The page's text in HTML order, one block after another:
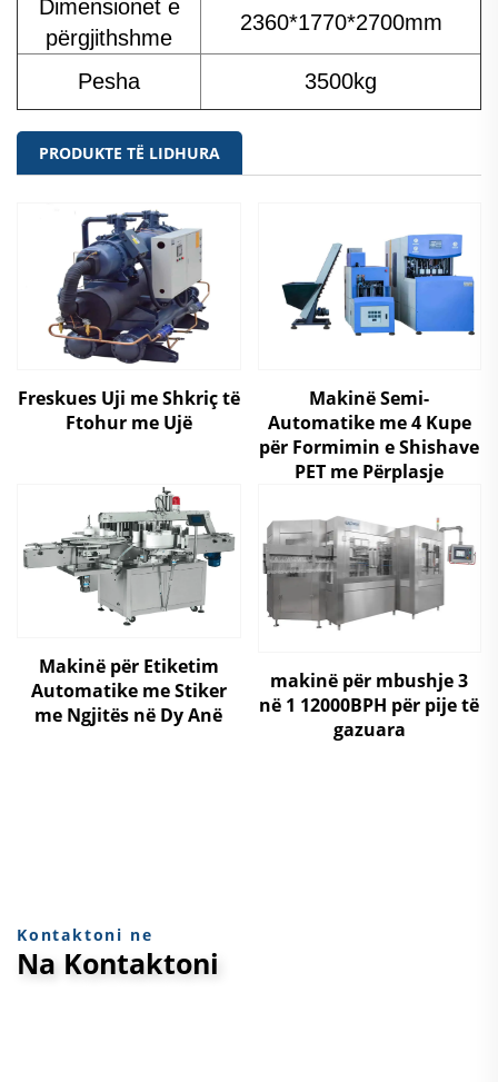
Dimensionet e
përgjithshme
2360*1770*2700mm
Pesha 3500kg
PRODUKTE TË LIDHURA
Freskues Uji me Shkriç të
Ftohur me Ujë
Makinë Semi-
Automatike me 4 Kupe
për Formimin e Shishave
PET me Përplasje
Makinë për Etiketim
Automatike me Stiker
me Ngjitës në Dy Anë
makinë për mbushje 3
në 1 12000BPH për pije të
gazuara
Kontaktoni ne
Na Kontaktoni